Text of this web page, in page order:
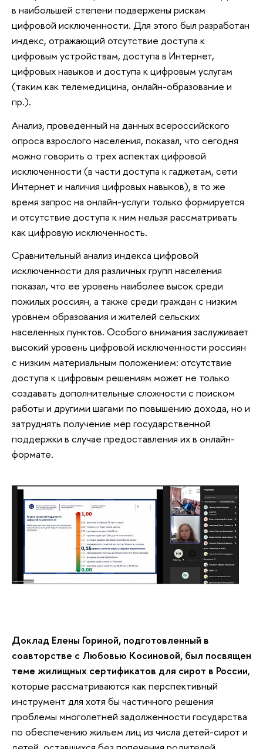
в наибольшей степени подвержены рискам
цифровой исключенности. Для этого был разработан
индекс, отражающий отсутствие доступа к
цифровым устройствам, доступа в Интернет,
цифровых навыков и доступа к цифровым услугам
(таким как телемедицина, онлайн-образование и
пр.).
Анализ, проведенный на данных всероссийского
опроса взрослого населения, показал, что сегодня
можно говорить о трех аспектах цифровой
исключенности (в части доступа к гаджетам, сети
Интернет и наличия цифровых навыков), в то же
время запрос на онлайн-услуги только формируется
и отсутствие доступа к ним нельзя рассматривать
как цифровую исключенность.
Сравнительный анализ индекса цифровой
исключенности для различных групп населения
показал, что ее уровень наиболее высок среди
пожилых россиян, а также среди граждан с низким
уровнем образования и жителей сельских
населенных пунктов. Особого внимания заслуживает
высокий уровень цифровой исключенности россиян
с низким материальным положением: отсутствие
доступа к цифровым решениям может не только
создавать дополнительные сложности с поиском
работы и другими шагами по повышению дохода, но и
затруднять получение мер государственной
поддержки в случае предоставления их в онлайн-
формате.
Доклад Елены Гориной, подготовленный в
соавторстве с Любовью Косиновой, был посвящен
теме жилищных сертификатов для сирот в России,
которые рассматриваются как перспективный
инструмент для хотя бы частичного решения
проблемы многолетней задолженности государства
по обеспечению жильем лиц из числа детей-сирот и